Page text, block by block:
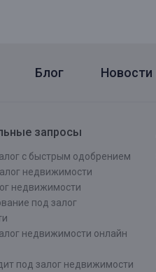
Блог Новости
запросы
с быстрым одобрением
недвижимости
недвижимости
под залог
недвижимости онлайн
под залог недвижимости